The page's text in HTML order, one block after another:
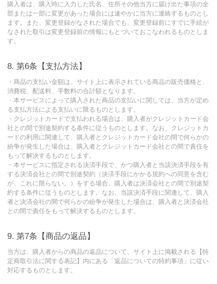
購入者は、購入時に入力した氏名、住所その他当方に届け出た事項の全
部または一部に変更があった場合には速やかに当方に連絡するものとし
ます。また、変更登録がなされた場合でも、変更登録前にすでに手続が
なされた取引は変更登録前の情報にもとづいておこなわれるものとしま
す。
第6条【支払方法】
・商品の支払い金額は、サイト上に表示されている商品の販売価格と、
消費税、配送料、手数料の合計額となります。
・本サービスによって購入された商品の支払いに関しては、当方が定め
る支払方法による支払いに限るものとします。
・クレジットカードで支払われる場合は、購入者がクレジットカード会
社との間で別途契約する条件に従うものとします。なお、クレジットカ
ードの利用に関連して、購入者とクレジットカード会社の間で何らかの
紛争が発生した場合は、購入者とクレジットカード会社との間で責任を
もって解決するものとします。
・本サービスに指定される決済手段で、かつ購入者と当該決済手段を有
する決済会社との間で別途契約（決済手段にかかる規約への同意を含む
が、これに限らない。）をする場合、購入者は決済会社との間で別途契
約する条件に従うものとします。なお、当該決済手段に関連して、購入
者と決済会社の間で何らかの紛争が発生した場合は、購入者と決済会社
との間で責任をもって解決するものとします。
第7条【商品の返品】
当方は、購入者からの商品の返品について、サイト上に掲載される【特
定商取引法に関する表記】内にある「返品についての特約事項」に従い
対応するものとします。